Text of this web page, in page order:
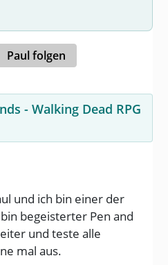
Paul folgen
-Walking Dead RPG
und ich bin einer der
begeisterter Pen and
und teste alle
mal aus.